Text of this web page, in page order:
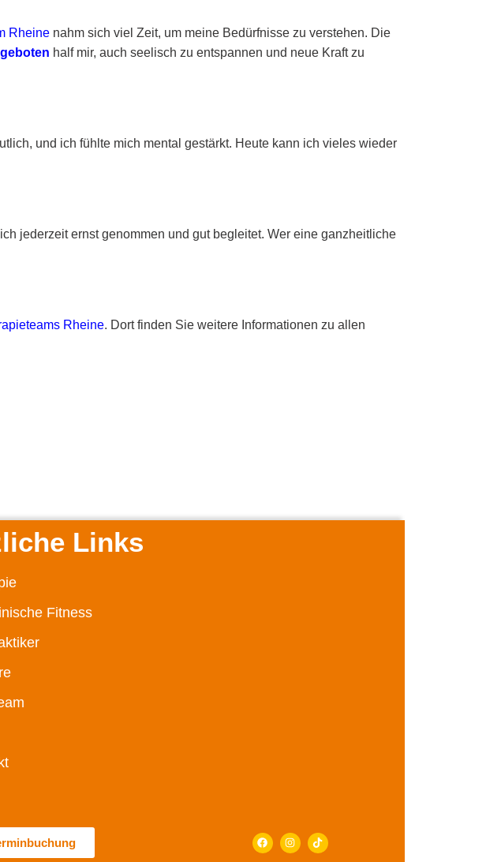
Rheine nahm sich viel Zeit, um meine Bedürfnisse zu verstehen. Die
half mir, auch seelisch zu entspannen und neue Kraft zu
und ich fühlte mich mental gestärkt. Heute kann ich vieles wieder
jederzeit ernst genommen und gut begleitet. Wer eine ganzheitliche
Rheine. Dort finden Sie weitere Informationen zu allen
Links
Fitness